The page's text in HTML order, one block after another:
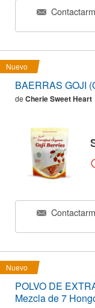
Nuevo
BAERRAS GOJI
de Cherie Sweet Heart
Nuevo
POLVO DE
Mezcla de 7